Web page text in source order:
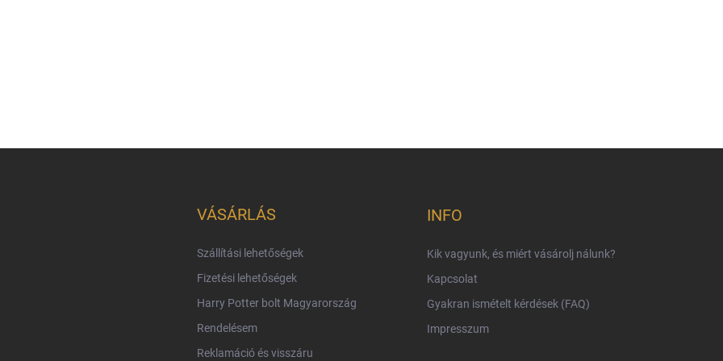
VÁSÁRLÁS
Szállítási lehetőségek
Fizetési lehetőségek
Harry Potter bolt Magyarország
Rendelésem
Reklamáció és visszáru
INFO
Kik vagyunk, és miért vásárolj nálunk?
Kapcsolat
Gyakran ismételt kérdések (FAQ)
Impresszum